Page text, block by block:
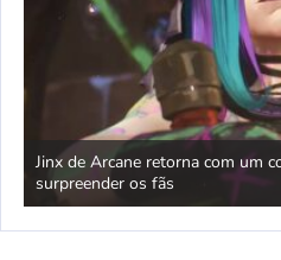
Jinx de Arcane retorna com um
surpreender os fãs